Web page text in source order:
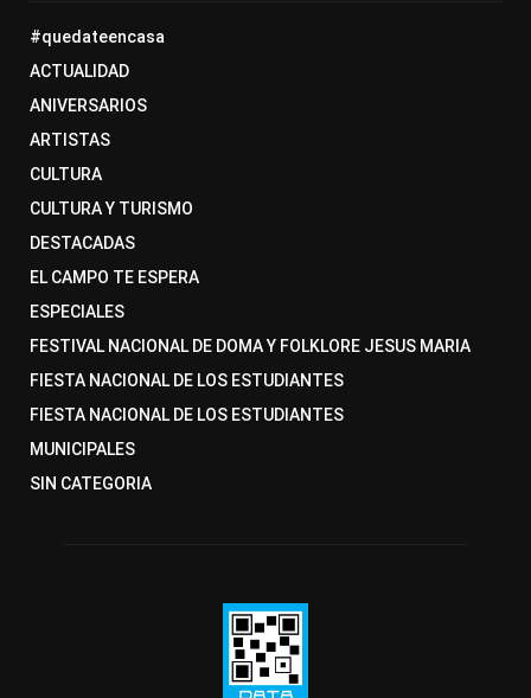
#quedateencasa
ACTUALIDAD
ANIVERSARIOS
ARTISTAS
CULTURA
CULTURA Y TURISMO
DESTACADAS
EL CAMPO TE ESPERA
ESPECIALES
FESTIVAL NACIONAL DE DOMA Y FOLKLORE JESUS MARIA
FIESTA NACIONAL DE LOS ESTUDIANTES
FIESTA NACIONAL DE LOS ESTUDIANTES
MUNICIPALES
SIN CATEGORIA